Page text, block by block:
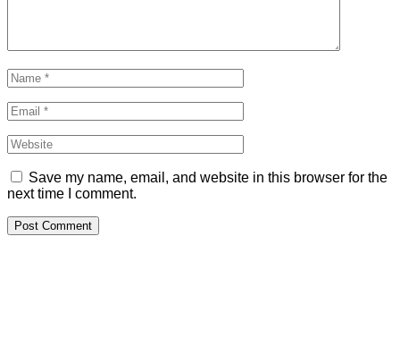
Save my name, email, and website in this browser for the
next time I comment.